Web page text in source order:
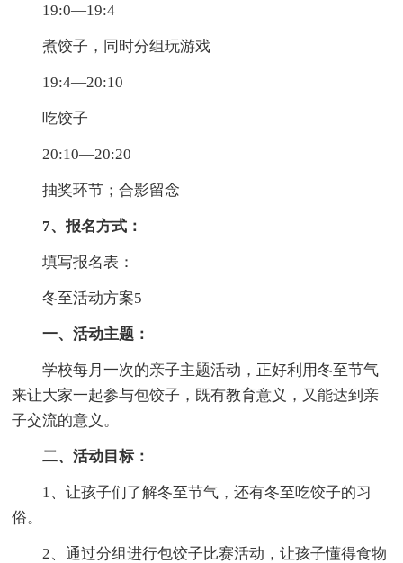
19:0—19:4
煮饺子，同时分组玩游戏
19:4—20:10
吃饺子
20:10—20:20
抽奖环节；合影留念
7、报名方式：
填写报名表：
冬至活动方案5
一、活动主题：
学校每月一次的亲子主题活动，正好利用冬至节气
来让大家一起参与包饺子，既有教育意义，又能达到亲
子交流的意义。
二、活动目标：
1、让孩子们了解冬至节气，还有冬至吃饺子的习
俗。
2、通过分组进行包饺子比赛活动，让孩子懂得食物